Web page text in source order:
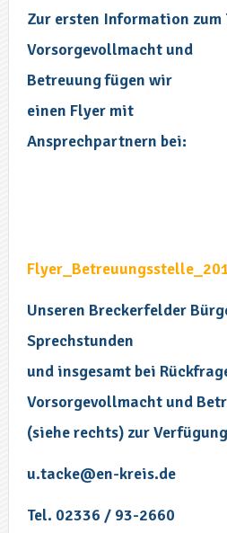
Zur ersten Information zum
Vorsorgevollmachtund
Betreuung fügen wir
einen Flyer mit
Ansprechpartnern bei:
Unseren Breckerfelder
Sprechstunden
und insgesamt bei
Vorsorgevollmacht und
(siehe rechts) zur
u.tacke@en-kreis.de
Tel. 02336 / 93-2660